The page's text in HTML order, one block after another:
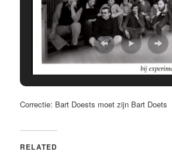
Correctie: Bart Doests moet zijn Bart Doets
RELATED